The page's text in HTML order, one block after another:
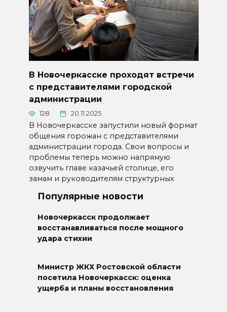
В Новочеркасске проходят встречи
с представителями городской
администрации
128 20.11.2025
В Новочеркасске запустили новый формат
общения горожан с представителями
администрации города. Свои вопросы и
проблемы теперь можно напрямую
озвучить главе казачьей столице, его
замам и руководителям структурных
Популярные новости
Новочеркасск продолжает
восстанавливаться после мощного
удара стихии
Министр ЖКХ Ростовской области
посетила Новочеркасск: оценка
ущерба и планы восстановления